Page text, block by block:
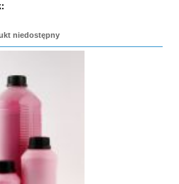
niedostępny